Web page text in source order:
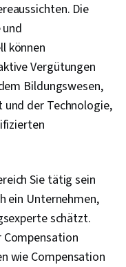
Die
können
Vergütungen
Bildungswesen,
der Technologie,
Sie tätig sein
ein Unternehmen,
schätzt.
Compensation
wie Compensation